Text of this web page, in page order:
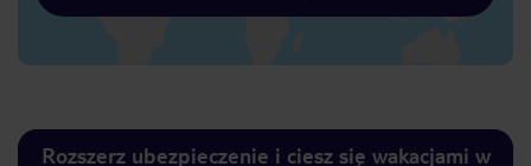
Rozszerz ubezpieczenie i ciesz się wakacjami w